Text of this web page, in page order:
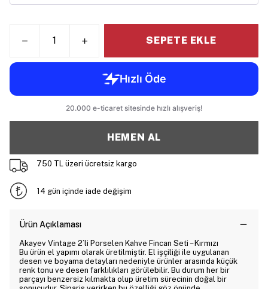
SEPETE EKLE
HEMEN AL
750 TL üzeri ücretsiz kargo
14 gün içinde iade değişim
Ürün Açıklaması
Akayev Vintage 2’li Porselen Kahve Fincan Seti – Kırmızı
Bu ürün el yapımı olarak üretilmiştir. El işçiliği ile uygulanan
desen ve boyama detayları nedeniyle ürünler arasında küçük
renk tonu ve desen farklılıkları görülebilir. Bu durum her bir
parçayı benzersiz kılmakta olup üretim sürecinin doğal bir